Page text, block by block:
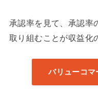
承認率を見て、承認率
取り組むことが収益化
バリューコマ